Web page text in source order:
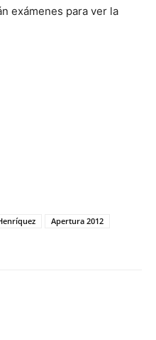
exámenes para ver la
Apertura 2012